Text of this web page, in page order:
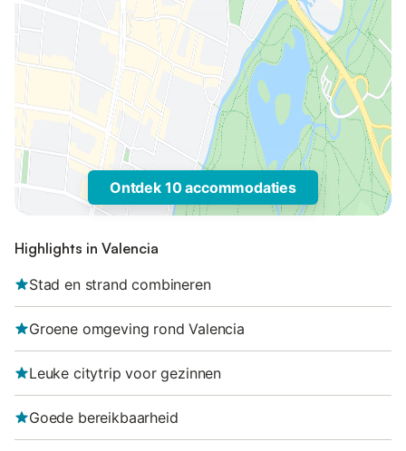
Ontdek 10 accommodaties
Highlights in Valencia
Stad en strand combineren
Groene omgeving rond Valencia
Leuke citytrip voor gezinnen
Goede bereikbaarheid